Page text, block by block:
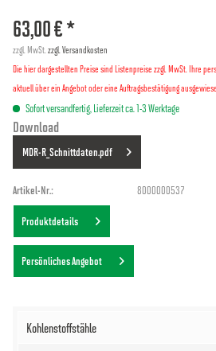
63,00 € *
zzgl. MwSt. zzgl. Versandkosten
Die hier dargestellten Preise sind Listenpreise zzgl. MwSt. Ihre
aktuell über ein Angebot oder eine Auftragsbestätigung
Sofort versandfertig, Lieferzeit ca. 1-3 Werktage
Download
MDR-R_Schnittdaten.pdf
Artikel-Nr.: 8000000537
Produktdetails
Persönliches Angebot